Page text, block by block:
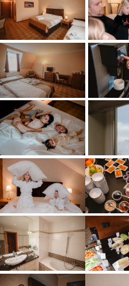
Chata pod Soliskom